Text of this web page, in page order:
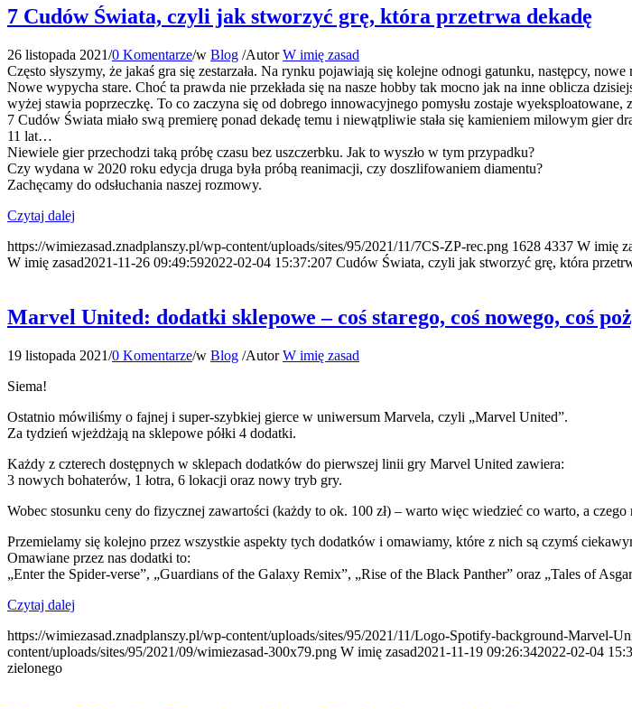
7 Cudów Świata, czyli jak stworzyć grę, która przetrwa dekadę
26 listopada 2021/0 Komentarze/w Blog /AutorW imię zasad
Często słyszymy, że jakaś gra się zestarzała. Na rynku pojawiają się kolejne odnogi gatunku, następcy,
Nowe wypycha stare. Choć ta prawda nie przekłada się na nasze hobby tak mocno jak na inne oblicza
wyżej stawia poprzeczkę. To co zaczyna się od dobrego innowacyjnego pomysłu zostaje
7 Cudów Świata miało swą premierę ponad dekadę temu i niewątpliwie stała się kamieniem milowym gier
11 lat…
Niewiele gier przechodzi taką próbę czasu bez uszczerbku. Jak to wyszło w tym przypadku?
Czy wydana w 2020 roku edycja druga była próbą reanimacji, czy doszlifowaniem diamentu?
Zachęcamy do odsłuchania naszej rozmowy.
Czytaj dalej
https://wimiezasad.znadplanszy.pl/wp-content/uploads/sites/95/2021/11/7CS-ZP-rec.png 1628 4337 W imię
W imię zasad2021-11-26 09:49:592022-02-04 15:37:207 Cudów Świata, czyli jak stworzyć grę, która
Marvel United: dodatki sklepowe – coś starego, coś nowego, coś
19 listopada 2021/0 Komentarze/w Blog /AutorW imię zasad
Siema!
Ostatnio mówiliśmy o fajnej i super-szybkiej gierce w uniwersum Marvela, czyli „Marvel United”.
Za tydzień wjeżdżają na sklepowe półki 4 dodatki.
Każdy z czterech dostępnych w sklepach dodatków do pierwszej linii gry Marvel United zawiera:
3 nowych bohaterów, 1 łotra, 6 lokacji oraz nowy tryb gry.
Wobec stosunku ceny do fizycznej zawartości (każdy to ok. 100 zł) – warto więc wiedzieć co warto, a
Przemielamy się kolejno przez wszystkie aspekty tych dodatków i omawiamy, które z nich są czymś
Omawiane przez nas dodatki to:
„Enter the Spider-verse”, „Guardians of the Galaxy Remix”, „Rise of the Black Panther” oraz „Tales of
Czytaj dalej
https://wimiezasad.znadplanszy.pl/wp-content/uploads/sites/95/2021/11/Logo-Spotify-background-Marvel-
content/uploads/sites/95/2021/09/wimiezasad-300x79.png W imię zasad2021-11-19 09:26:342022-02-04
zielonego